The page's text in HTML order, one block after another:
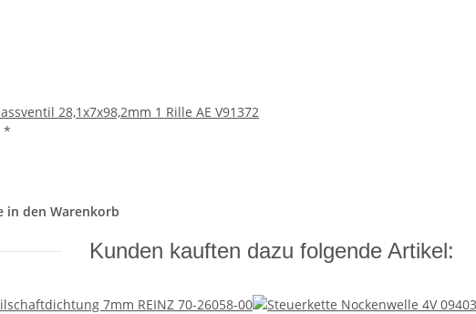
28,1x7x98,2mm 1 Rille AE V91372
*
in den Warenkorb
Kunden kauften dazu folgende Artikel: